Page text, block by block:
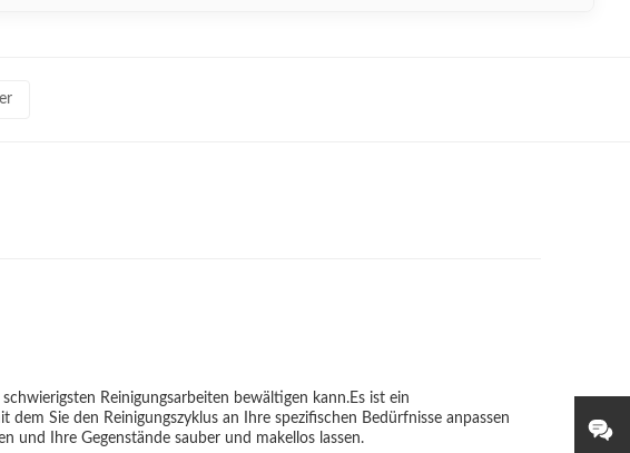
Reinigungsarbeiten bewältigen kann.Es ist ein
Sie den Reinigungszyklus an Ihre spezifischen Bedürfnisse anpassen
und Ihre Gegenstände sauber und makellos lassen.